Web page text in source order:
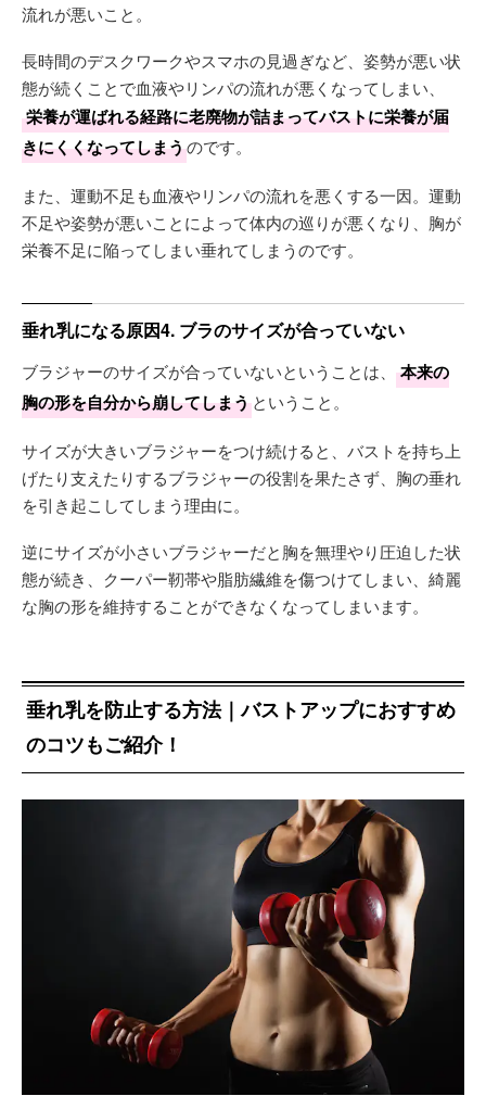
流れが悪いこと。
長時間のデスクワークやスマホの見過ぎなど、姿勢が悪い状
態が続くことで血液やリンパの流れが悪くなってしまい、
栄養が運ばれる経路に老廃物が詰まってバストに栄養が届
きにくくなってしまうのです。
また、運動不足も血液やリンパの流れを悪くする一因。運動
不足や姿勢が悪いことによって体内の巡りが悪くなり、胸が
栄養不足に陥ってしまい垂れてしまうのです。
垂れ乳になる原因4. ブラのサイズが合っていない
ブラジャーのサイズが合っていないということは、
本来の
胸の形を自分から崩してしまうということ。
サイズが大きいブラジャーをつけ続けると、バストを持ち上
げたり支えたりするブラジャーの役割を果たさず、胸の垂れ
を引き起こしてしまう理由に。
逆にサイズが小さいブラジャーだと胸を無理やり圧迫した状
態が続き、クーパー靭帯や脂肪繊維を傷つけてしまい、綺麗
な胸の形を維持することができなくなってしまいます。
垂れ乳を防止する方法｜バストアップにおすすめ
のコツもご紹介！